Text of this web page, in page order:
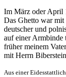
Im März oder April
Das Ghetto war mit
deutscher und
auf einer Armbinde
früher meinem
mit Herrn
Aus einer